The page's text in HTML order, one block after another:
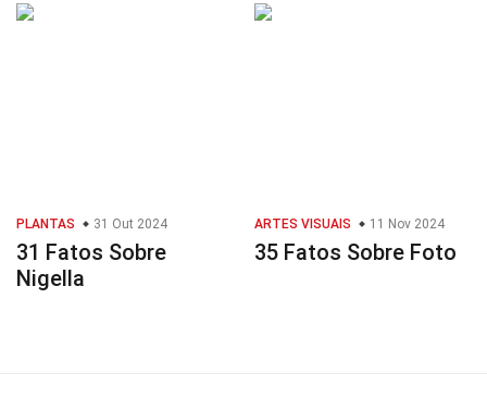
PLANTAS 31 Out 2024
31 Fatos Sobre
Nigella
ARTES VISUAIS 11 Nov 2024
35 Fatos Sobre Foto